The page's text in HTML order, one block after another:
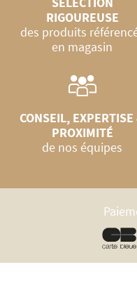
RIGOUREUSE
des produits
en magasin
CONSEIL,
PROXIMITÉ
de nos équipes